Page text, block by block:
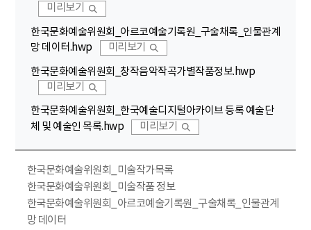
미리보기
한국문화예술위원회_아르코예술기록원_구술채록_인물관계
망 데이터.hwp
미리보기
한국문화예술위원회_창작음악작곡가별작품정보.hwp
미리보기
한국문화예술위원회_한국예술디지털아카이브 등록 예술단
체 및 예술인 목록.hwp
미리보기
한국문화예술위원회_미술작가목록
한국문화예술위원회_미술작품 정보
한국문화예술위원회_아르코예술기록원_구술채록_인물관계
망 데이터